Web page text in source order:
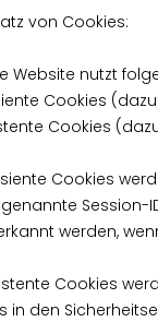
von Cookies:
Website nutzt
Cookies
Cookies
Cookies
Session-
werden,
Cookies
in den